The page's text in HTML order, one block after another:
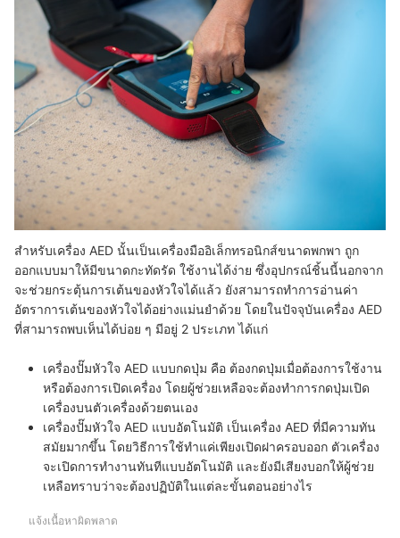
สำหรับเครื่อง AED นั้นเป็นเครื่องมืออิเล็กทรอนิกส์ขนาดพกพา ถูก
ออกแบบมาให้มีขนาดกะทัดรัด ใช้งานได้ง่าย ซึ่งอุปกรณ์ชิ้นนี้นอกจาก
จะช่วยกระตุ้นการเต้นของหัวใจได้แล้ว ยังสามารถทำการอ่านค่า
อัตราการเต้นของหัวใจได้อย่างแม่นยำด้วย โดยในปัจจุบันเครื่อง AED
ที่สามารถพบเห็นได้บ่อย ๆ มีอยู่ 2 ประเภท ได้แก่
เครื่องปั๊มหัวใจ AED แบบกดปุ่ม คือ ต้องกดปุ่มเมื่อต้องการใช้งาน
หรือต้องการเปิดเครื่อง โดยผู้ช่วยเหลือจะต้องทำการกดปุ่มเปิด
เครื่องบนตัวเครื่องด้วยตนเอง
เครื่องปั๊มหัวใจ AED แบบอัตโนมัติ เป็นเครื่อง AED ที่มีความทัน
สมัยมากขึ้น โดยวิธีการใช้ทำแค่เพียงเปิดฝาครอบออก ตัวเครื่อง
จะเปิดการทำงานทันทีแบบอัตโนมัติ และยังมีเสียงบอกให้ผู้ช่วย
เหลือทราบว่าจะต้องปฏิบัติในแต่ละขั้นตอนอย่างไร
แจ้งเนื้อหาผิดพลาด